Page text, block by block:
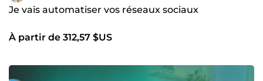
Je vais automatiser vos réseaux sociaux
À partir de 312,57 $US